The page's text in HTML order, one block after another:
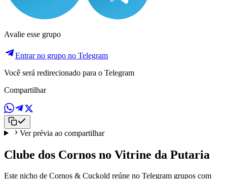
Avalie esse grupo
Entrar no grupo no Telegram
Você será redirecionado para o Telegram
Compartilhar
Ver prévia ao compartilhar
Clube dos Cornos no Vitrine da Putaria
Este nicho de Cornos & Cuckold reúne no Telegram grupos com